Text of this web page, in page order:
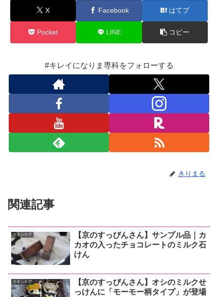
X Facebook はてブ
Pocket LINE コピー
#キレイになりま専科をフォローする
きりまる
関連記事
スキンケア
【京のすっぴんさん】サンプル品｜カ
カオの入ったチョコレートのミルク石
けん
スキンケア
【京のすっぴんさん】オシのミルクせ
っけんに「モーモー柄タイプ」が登場